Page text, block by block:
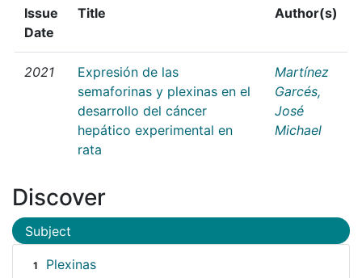
Issue
Date
Title Author(s)
2021
Expresión de las
semaforinas y plexinas en el
desarrollo del cáncer
hepático experimental en
rata
Martínez
Garcés,
José
Michael
Discover
Subject
1 Plexinas